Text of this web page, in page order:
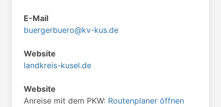
E-Mail
buergerbuero@kv-kus.de
Website
landkreis-kusel.de
Website
Anreise mit dem PKW: Routenplaner öffnen